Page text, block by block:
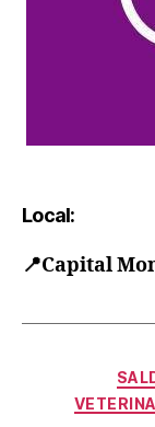
Local:
📍Capital